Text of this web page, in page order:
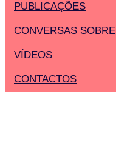
PUBLICAÇÕES
CONVERSAS SOBRE
VÍDEOS
CONTACTOS